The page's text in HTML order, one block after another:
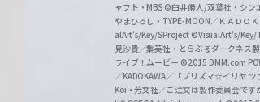
ャフト・MBS ©臼井儀人/双葉社・シン
やまひろし・TYPE-MOON／ＫＡＤＯ
alArt's/Key/SProject ©VisualArt's/Key/
見沙貴／集英社・とらぶるダークネス
ライブ！ムービー ©2015 DMM.com
／KADOKAWA／「プリズマ☆イリヤ
Koi・芳文社／ご注文は製作委員会です